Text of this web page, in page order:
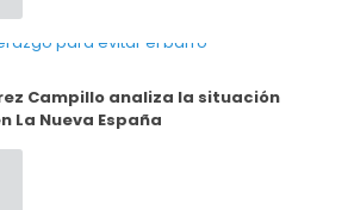
Campillo analiza la situación
La Nueva España